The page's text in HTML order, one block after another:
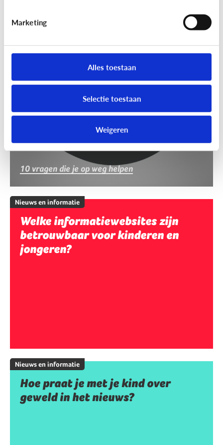
Marketing
Alles toestaan
Selectie toestaan
Weigeren
10 vragen die je op weg helpen
Nieuws en informatie
Welke informatiewebsites zijn
betrouwbaar voor kinderen en
jongeren?
Nieuws en informatie
Hoe praat je met je kind over
geweld in het nieuws?